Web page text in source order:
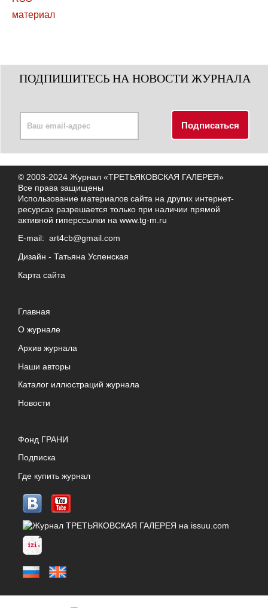
ПОДПИШИТЕСЬ НА НОВОСТИ ЖУРНАЛА
© 2003-2024 Журнал «ТРЕТЬЯКОВСКАЯ ГАЛЕРЕЯ»
Все права защищены
Использование материалов сайта на других интернет-
ресурсах разрешается только при наличии прямой
активной гиперссылки на www.tg-m.ru
E-mail: art4cb@gmail.com
Дизайн - Татьяна Успенская
Карта сайта
Главная
О журнале
Архив журнала
Наши авторы
Каталог иллюстраций журнала
Новости
Фонд ГРАНИ
Подписка
Где купить журнал